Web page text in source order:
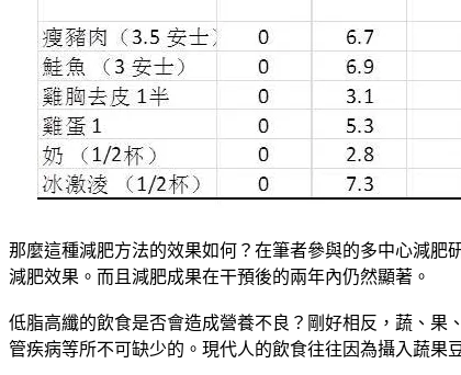
那麼這種減肥方法的效果如何？在筆者參與的多中心減肥
減肥效果。而且減肥成果在干預後的兩年內仍然顯著。
低脂高纖的飲食是否會造成營養不良？剛好相反，蔬、果
管疾病等所不可缺少的。現代人的飲食往往因為攝入蔬果